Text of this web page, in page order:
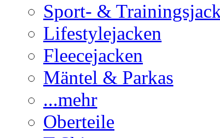
Sport- &
Lifestylejacken
Fleecejacken
Mäntel & Parkas
...mehr
Oberteile